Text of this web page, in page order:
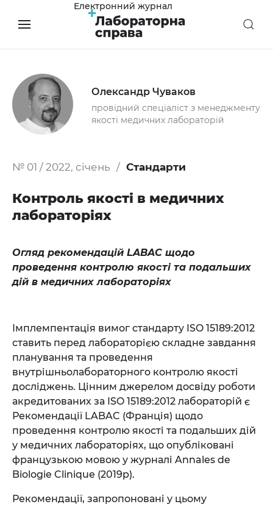
Електронний журнал
Олександр Чуваков
провідний спеціаліст з менеджменту
якості медичних лабораторій
№ 01 / 2022, січень Стандарти
Контроль якості в медичних
лабораторіях
Огляд рекомендацій LABAC щодо
проведення контролю якості та подальших
дій в медичних лабораторіях
Імплемпентація вимог стандарту ISO 15189:2012
ставить перед лабораторією складне завдання
планування та проведення
внутрішньолабораторного контролю якості
досліджень. Цінним джерелом досвіду роботи
акредитованих за ISO 15189:2012 лабораторій є
Рекомендації LABAC (Франція) щодо
проведення контролю якості та подальших дій
у медичних лабораторіях, що опубліковані
французькою мовою у журналі Annales de
Biologie Clinique (2019р).
Рекомендації, запропоновані у цьому